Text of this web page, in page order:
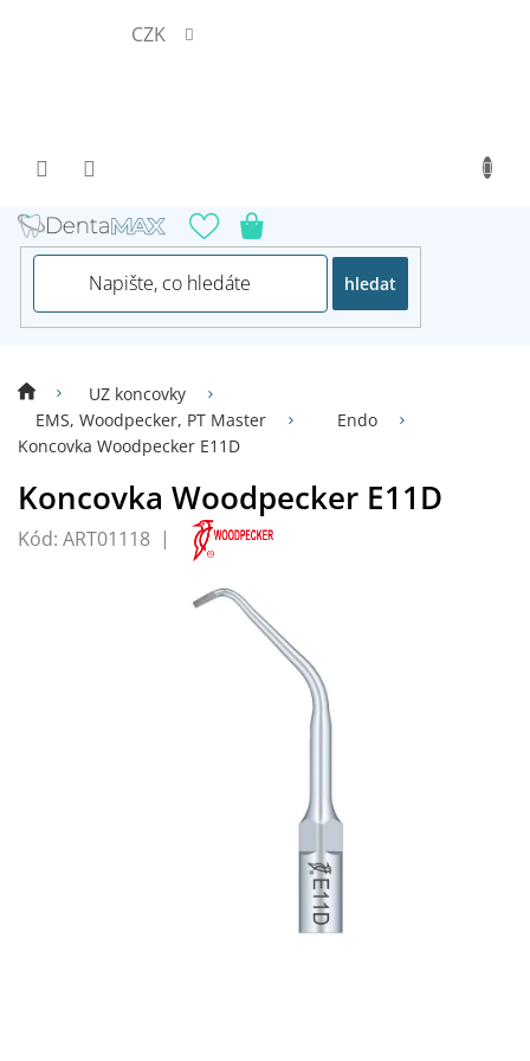
CZK
hledat
UZ koncovky
EMS, Woodpecker, PT Master
Endo
Koncovka Woodpecker E11D
Koncovka Woodpecker E11D
Kód: ART01118